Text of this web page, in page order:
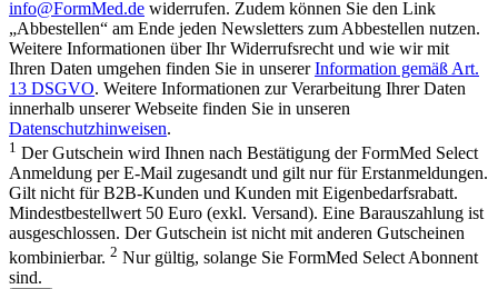
info@FormMed.de widerrufen. Zudem können Sie den Link
„Abbestellen“ am Ende jeden Newsletters zum Abbestellen nutzen.
Weitere Informationen über Ihr Widerrufsrecht und wie wir mit
Ihren Daten umgehen finden Sie in unsererInformation gemäß Art.
13 DSGVO. Weitere Informationen zur Verarbeitung Ihrer Daten
innerhalb unserer Webseite finden Sie in unseren
Datenschutzhinweisen.
1 Der Gutschein wird Ihnen nach Bestätigung der FormMed Select
Anmeldung per E-Mail zugesandt und gilt nur für Erstanmeldungen.
Gilt nicht für B2B-Kunden und Kunden mit Eigenbedarfsrabatt.
Mindestbestellwert 50 Euro (exkl. Versand). Eine Barauszahlung ist
ausgeschlossen. Der Gutschein ist nicht mit anderen Gutscheinen
kombinierbar. 2 Nur gültig, solange Sie FormMed Select Abonnent
sind.